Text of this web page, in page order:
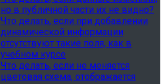
но в публичной части их не видно?
Что делать, если при добавлении
динамической информации
отсутствуют такие поля, как в
учебном курсе
Что делать, если не меняется
цветовая схема, отображается